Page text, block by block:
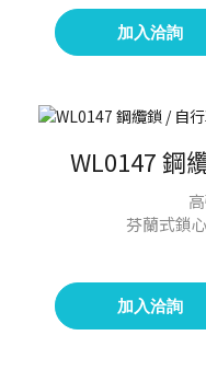
加入洽詢
WL0147 鋼
芬蘭式鎖
加入洽詢